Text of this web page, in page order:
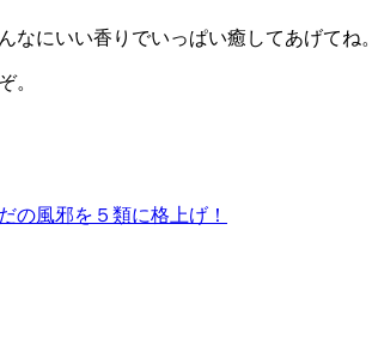
にいい香りでいっぱい癒してあげてね。
。
の風邪を５類に格上げ！